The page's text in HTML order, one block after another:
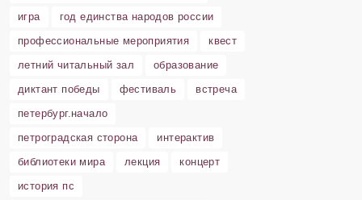
игра
год единства народов россии
профессиональные мероприятия
квест
летний читальный зал
образование
диктант победы
фестиваль
встреча
петербург.начало
петроградская сторона
интерактив
библиотеки мира
лекция
концерт
история пс